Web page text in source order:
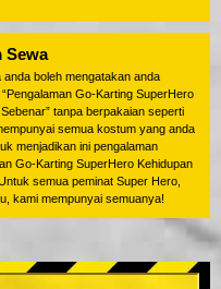
Sewa
anda boleh mengatakan anda
Go-Karting SuperHero
tanpa berpakaian seperti
semua kostum yang anda
menjadikan ini pengalaman
Go-Karting SuperHero Kehidupan
semua peminat Super Hero,
kami mempunyai semuanya!